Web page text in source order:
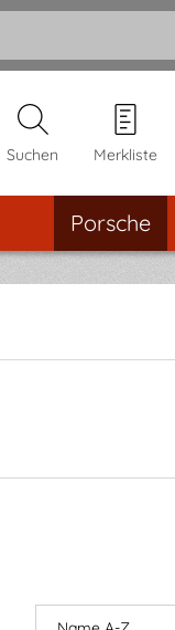
Suchen Merkliste
Porsche